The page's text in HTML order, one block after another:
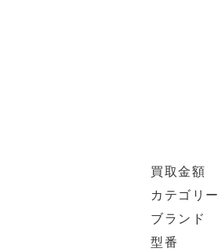
買取金額
カテゴリー
ブランド
型番